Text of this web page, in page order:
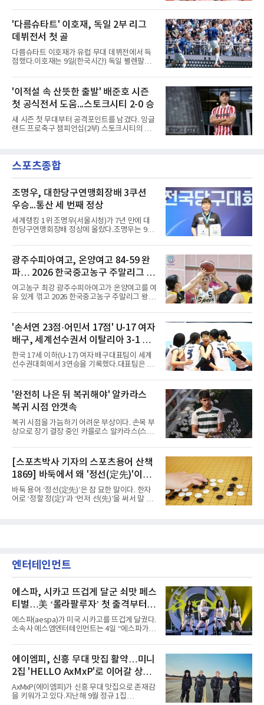
기세도 좋다.최근 리그 2연패로 상승세가 끊긴
강원은 이번 승리로 반등을 노린다. 김대
딘 국립경기장에서 열린 캄보디아와의 조별리그
A조 4차전에서 응우옌 딘 박의 2골과 상대 자책
골을 묶어 3-1로 이겼다. 3승 1무 승점 10으로
싱가포르(승점 8)를 제치고 조 1위를 차지했고,
A매치 연속 무패는 22경기(19승 3무)로 늘렸다.
종전 자국 기록은 18경기였다.2년마다 열리는
현대컵은 '동남아의 월드컵'으로 불리며, 스즈키
패와 통산 4번째 우승을 노린다.준결승 상대 말
레이시아는 8일 필리핀을 1-0
'다름슈타트' 이호재, 독일 2부 리그
데뷔전서 첫 골
다름슈타트 이호재가 유럽 무대 데뷔전에서 득
점했다.이호재는 9일(한국시간) 독일 뵐렌팔토
2027시즌 2.분데스리가(2부) 개막전에서 0-2로
뒤진 후반 추격골을 넣었다. 후반 15분 핀 라켄
마허와 교체 투입된 그는 후반 31분 페널티지역
오른쪽에서 카이 클레피시의 패스를 받아 오른
발 슈팅으로 마무리했다.다름슈타트는 후반 41
분 알렉산다르 부코티치의 동점골로 승점 1을
챙겼다. 홀슈타인 킬은 전반 8분 기예르모 발지,
활용한 제공권과 문전 슈팅이 강점인 정통 스트
라이커로, K리그1 포항 스틸러스에서
'이적설 속 산뜻한 출발' 배준호 시즌
첫 공식전서 도움...스토크시티 2-0 승
새 시즌 첫 무대부터 공격포인트를 남겼다. 잉글
랜드 프로축구 챔피언십(2부) 스토크시티의 배
의 2026-2027시즌 잉글랜드 풋볼리그컵(EFL
컵) 1라운드에서 팀의 2-0 승리에 쐐기를 박는
다. 1-0으로 앞서던 후반 21분 그라운드를 밟은
그는 후반 37분 상대 수비 라인 사이를 찌르는
전진 패스를 건넸고, 이를 받은 로베르트 보제니
크가 단독 드리블 끝에 오른발 슈팅으로 골망을
흔들었다.시점도 좋았다. 프랑스 올랭피크 리옹
이적설이 도는 배준호는 시즌 첫
스포츠종합
조명우, 대한당구연맹회장배 3쿠션
우승...통산 세 번째 정상
세계랭킹 1위 조명우(서울시청)가 7년 만에 대
한당구연맹회장배 정상에 올랐다.조명우는 9일
'SOOP과 함께하는 2026 대한당구연맹회장배
전국당구대회' 캐롬 3쿠션 남자부 결승에서 송
윤도(홍성고부설방통고)를 50-36으로 꺾었다.
유소년 시절 '조명우 키즈'로 성장한 후배와의 대
결이었다.2017년 이 대회에서 만 19세 5개월로
국내 성인 3쿠션 최연소 우승을 기록한 그는
2019년에 이어 통산 세 번째 우승을 거뒀다. 조
정승일(서울당구연맹), 이범열(시흥시체육회).
여자 3쿠션 일반부에서는 허채원(서울당
광주수피아여고, 온양여고 84-59 완
파… 2026 한국중고농구 주말리그 왕
중왕전 2연패 순항
여고농구 최강 광주수피아여고가 온양여고를 여
유 있게 꺾고 2026 한국중고농구 주말리그 왕중
수피아여고는 9일 전남 해남 동백체육관에서 열
린 대회 여고부 예선리그 B조 첫 경기에서 온양
여고를 84-59로 완파했다.광주수피아여고는 김
사랑이 24점, 김담희가 20점을 올리며 공격을
이끌었다. 두 선수는 팀 득점의 절반 이상을 합작
하며 승리를 견인했다.이로써 광주수피아여고는
첫 경기부터 25점 차 승리를 거두며 대회 2연패
누르고 8강에 진출했다. 용산고는 이승민이 22
점을 기록하며 공격을 주도했고
'손서연 23점·어민서 17점' U-17 여자
배구, 세계선수권서 이탈리아 3-1 완
파...조별리그 3연승
한국 17세 이하(U-17) 여자 배구대표팀이 세계
선수권대회에서 3연승을 기록했다.대표팀은 9
FIVB U-17 여자 세계선수권대회 조별리그 D조
3차전에서 이탈리아를 3-1(25-14 25-19 13-25
25-20)로 꺾었다. 푸에르토리코, 대만에 이은 3
연승으로 승점 9를 쌓아 조 1위에 올랐다. 24개
팀이 6개 팀씩 4개 조로 나뉘어 조별리그를 치르
며 각 조 상위 4개 팀이 16강에 진출한다.지난해
U-16 아시아선수권 우승으로 처음 이 대회에 나
종반 점수 차를 벌려 승점 3을 챙겼다.블로킹은
7-16으로 밀렸지만 한국보다
'완전히 나은 뒤 복귀해야' 알카라스
복귀 시점 안갯속
복귀 시점을 가늠하기 어려운 부상이다. 손목 부
상으로 장기 결장 중인 카를로스 알카라스(스페
을지 관심이 쏠린다.얀니크 신네르(이탈리아)와
정상을 다투던 알카라스는 지난 4월 바르셀로나
오픈 이후 넉 달째 남자프로테니스(ATP) 투어 경
기에 나서지 못하고 있다. 9일 영국 BBC 등에 따
르면 그는 손목 힘줄을 감싸는 활막에 염증이 생
기는 건초염을 앓고 있다.이 부상이 까다로운 이
유가 있다. 반복적으로 라켓을 쥐고 휘두르는 동
[스포츠박사 기자의 스포츠용어 산책
1869] 바둑에서 왜 '정선(定先)'이라
말할까
바둑 용어 ‘정선(定先)’은 참 묘한 말이다. 한자
어로 ‘정할 정(定)’과 ‘먼저 선(先)’을 써서 말 그
정선에서는 흑이 먼저 두는 대신 덤이 없다. 한국
기원 역시 기력 차이를 표시하는 기준에서 정선
을 하나의 기준으로 삼고 있다.과거 일본 바둑의
치수제에서는 실력 차이에 따라 정선(定先), 선
상선(先相先), 선이선(先二先) 등 여러 단계가
엔터테인먼트
에스파, 시카고 뜨겁게 달군 쇠맛 페스
티벌…美 ‘롤라팔루자’ 첫 출격부터
증명한 존재감
에스파(aespa)가 미국 시카고를 뜨겁게 달궜다.
소속사 에스엠엔터테인먼트는 4일 “에스파가
서 열린 ‘롤라팔루자 시카고’(Lollapalooza
Chicago)의 알리안츠 스테이지에 올랐다”며
“총 14곡으로 구성된 세트리스트를 선사, 데뷔 7
년 차다운 노련한 무대 매너와 파워풀한 에너지
로 현장의 분위기를 압도했다”고 밝혔다.1991
년 시작된 ‘롤라팔루자’는 8개 스테이지, 170여
팀의 아티스트와 40만 명 이상의 관객이 운집하
에이엠피, 신흥 무대 맛집 활약…미니
2집 'HELLO AxMxP'로 이어갈 상승
세
AxMxP(에이엠피)가 신흥 무대 맛집으로 존재감
을 키워가고 있다.지난해 9월 정규 1집